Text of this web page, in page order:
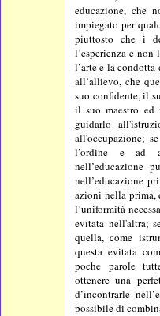
educazione, che
impiegato per
piuttosto che i
l’esperienza e
l’arte e la condotta
all’allievo, che
suo confidente, il
il suo maestro ed
guidarlo
all'occupazione;
l’ordine e ad
nell’educazione
nell’educazione
azioni nella prima,
l’uniformità
evitata nell'altra;
quella, come
questa evitata
poche parole
ottenere una
d’incontrarle
possibile di